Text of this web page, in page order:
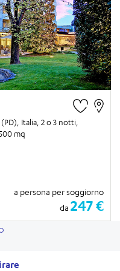
Italia, 2 o 3 notti
mq
a persona per soggiorno
da 247 €